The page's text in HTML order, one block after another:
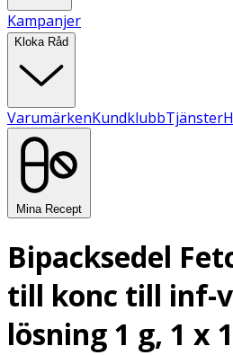
Kampanjer
Kloka Råd
VarumärkenKundklubbTjänster
Mina Recept
Bipacksedel
till konc till inf-
lösning 1 g, 1 x